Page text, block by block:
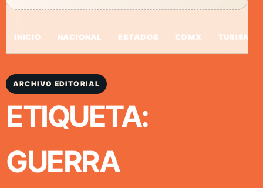
INICIO NACIONAL ESTADOS CDMX TURISMO
ARCHIVO EDITORIAL
ETIQUETA:
GUERRA